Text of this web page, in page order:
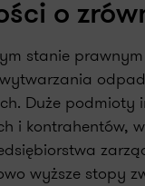
o
stanie
Duże podmioty
i kontrahentów,
wyższe stopy